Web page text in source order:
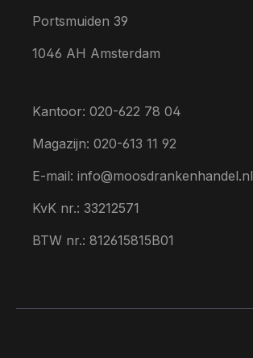
Portsmuiden 39
1046 AH Amsterdam
Kantoor: 020-622 78 04
Magazijn: 020-613 11 92
E-mail: info@moosdrankenhandel.nl
KvK nr.: 33212571
BTW nr.: 812615815B01